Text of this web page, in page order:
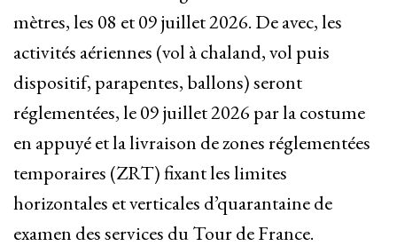
mètres, les 08 et 09 juillet 2026. De avec, les
activités aériennes (vol à chaland, vol puis
dispositif, parapentes, ballons) seront
réglementées, le 09 juillet 2026 par la costume
en appuyé et la livraison de zones réglementées
temporaires (ZRT) fixant les limites
horizontales et verticales d’quarantaine de
examen des services du Tour de France.